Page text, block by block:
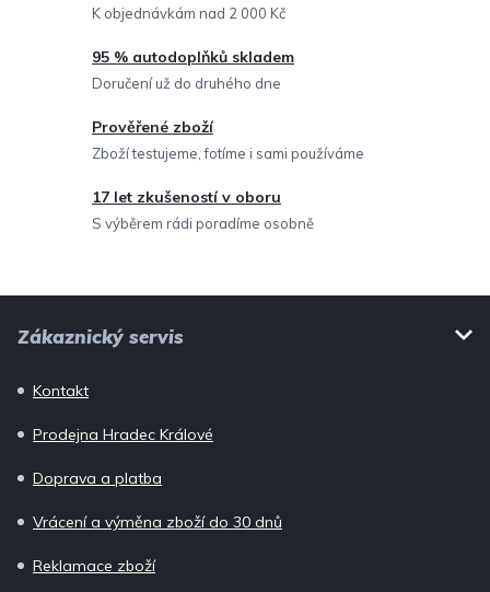
í
p
r
y
v
ý
K objednávkám nad 2 000 Kč
95 % autodoplňků skladem
Doručení už do druhého dne
Prověřené zboží
Zboží testujeme, fotíme i sami používáme
17 let zkušeností v oboru
S výběrem rádi poradíme osobně
Zákaznický servis
Kontakt
Prodejna Hradec Králové
Doprava a platba
Vrácení a výměna zboží do 30 dnů
Reklamace zboží